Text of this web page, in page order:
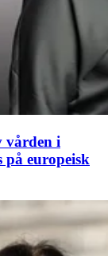
vården i
på europeisk